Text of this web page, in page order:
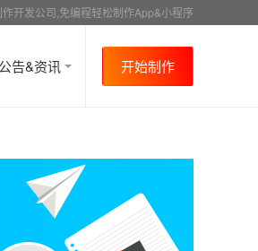
开发公司,免编程轻松制作App&小程序
公告&资讯 开始制作